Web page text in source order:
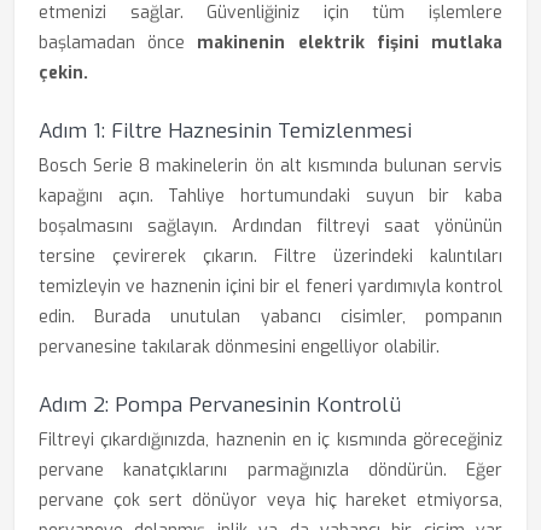
etmenizi sağlar. Güvenliğiniz için tüm işlemlere
başlamadan önce makinenin elektrik fişini mutlaka
çekin.
Adım 1: Filtre Haznesinin Temizlenmesi
Bosch Serie 8 makinelerin ön alt kısmında bulunan servis
kapağını açın. Tahliye hortumundaki suyun bir kaba
boşalmasını sağlayın. Ardından filtreyi saat yönünün
tersine çevirerek çıkarın. Filtre üzerindeki kalıntıları
temizleyin ve haznenin içini bir el feneri yardımıyla kontrol
edin. Burada unutulan yabancı cisimler, pompanın
pervanesine takılarak dönmesini engelliyor olabilir.
Adım 2: Pompa Pervanesinin Kontrolü
Filtreyi çıkardığınızda, haznenin en iç kısmında göreceğiniz
pervane kanatçıklarını parmağınızla döndürün. Eğer
pervane çok sert dönüyor veya hiç hareket etmiyorsa,